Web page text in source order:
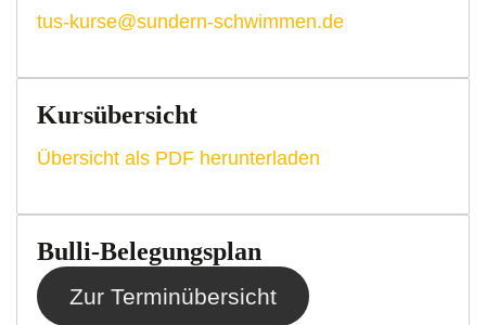
tus-kurse@sundern-schwimmen.de
Kursübersicht
Übersicht als PDF herunterladen
Bulli-Belegungsplan
Zur Terminübersicht